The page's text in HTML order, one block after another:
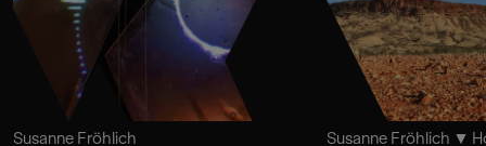
Susanne Fröhlich Susanne Fröhlich